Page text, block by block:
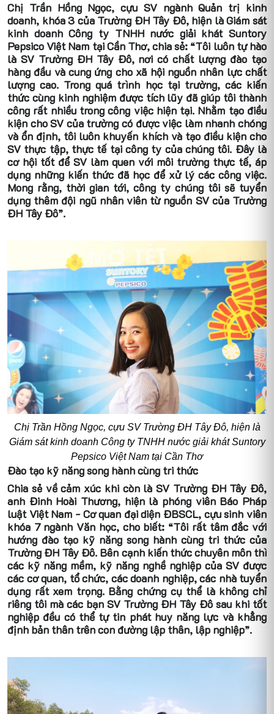
Chị Trần Hồng Ngọc, cựu SV ngành Quản trị kinh
doanh, khóa 3 của Trường ĐH Tây Đô, hiện là Giám sát
kinh doanh Công ty TNHH nước giải khát Suntory
Pepsico Việt Nam tại Cần Thơ, chia sẻ: “Tôi luôn tự hào
là SV Trường ĐH Tây Đô, nơi có chất lượng đào tạo
hàng đầu và cung ứng cho xã hội nguồn nhân lực chất
lượng cao. Trong quá trình học tại trường, các kiến
thức cùng kinh nghiệm được tích lũy đã giúp tôi thành
công rất nhiều trong công việc hiện tại. Nhằm tạo điều
kiện cho SV của trường có được việc làm nhanh chóng
và ổn định, tôi luôn khuyến khích và tạo điều kiện cho
SV thực tập, thực tế tại công ty của chúng tôi. Đây là
cơ hội tốt để SV làm quen với môi trường thực tế, áp
dụng những kiến thức đã học để xử lý các công việc.
Mong rằng, thời gian tới, công ty chúng tôi sẽ tuyển
dụng thêm đội ngũ nhân viên từ nguồn SV của Trường
ĐH Tây Đô”.
Chị Trần Hồng Ngọc, cựu SV Trường ĐH Tây Đô, hiện là
Giám sát kinh doanh Công ty TNHH nước giải khát Suntory
Pepsico Việt Nam tại Cần Thơ
Đào tạo kỹ năng song hành cùng tri thức
Chia sẻ về cảm xúc khi còn là SV Trường ĐH Tây Đô,
anh Đinh Hoài Thương, hiện là phóng viên Báo Pháp
luật Việt Nam - Cơ quan đại diện ĐBSCL, cựu sinh viên
khóa 7 ngành Văn học, cho biết: “Tôi rất tâm đắc với
hướng đào tạo kỹ năng song hành cùng tri thức của
Trường ĐH Tây Đô. Bên cạnh kiến thức chuyên môn thì
các kỹ năng mềm, kỹ năng nghề nghiệp của SV được
các cơ quan, tổ chức, các doanh nghiệp, các nhà tuyển
dụng rất xem trọng. Bằng chứng cụ thể là không chỉ
riêng tôi mà các bạn SV Trường ĐH Tây Đô sau khi tốt
nghiệp đều có thể tự tin phát huy năng lực và khẳng
định bản thân trên con đường lập thân, lập nghiệp”.